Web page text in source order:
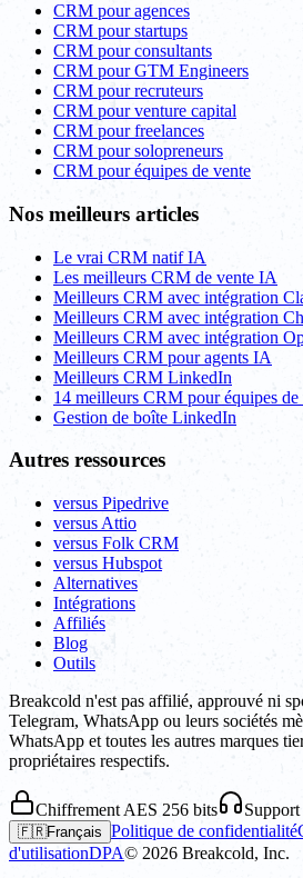
CRM pour agences
CRM pour startups
CRM pour consultants
CRM pour GTM Engineers
CRM pour recruteurs
CRM pour venture capital
CRM pour freelances
CRM pour solopreneurs
CRM pour équipes de vente
Nos meilleurs articles
Le vrai CRM natif IA
Les meilleurs CRM de vente IA
Meilleurs CRM avec intégration
Meilleurs CRM avec intégration
Meilleurs CRM avec intégration
Meilleurs CRM pour agents IA
Meilleurs CRM LinkedIn
14 meilleurs CRM pour équipes de
Gestion de boîte LinkedIn
Autres ressources
versus Pipedrive
versus Attio
versus Folk CRM
versus Hubspot
Alternatives
Intégrations
Affiliés
Blog
Outils
Breakcold n'est pas affilié, approuvé ni
Telegram, WhatsApp ou leurs sociétés
WhatsApp et toutes les autres marques
propriétaires respectifs.
Chiffrement AES 256 bits
🇫🇷Français Politique de confidentialité
d'utilisationDPA© 2026 Breakcold, Inc.